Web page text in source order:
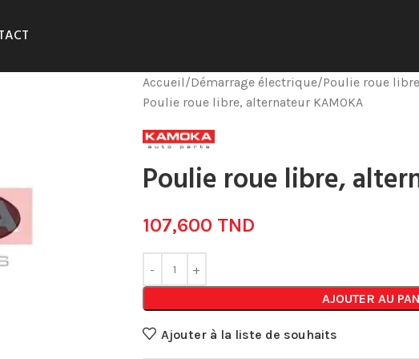
Accueil Démarrage électrique Poulie roue
Poulie roue libre, alternateur KAMOKA
Poulie roue libre,
107,600 TND
AJOUTER AU
Ajouter à la liste de souhaits